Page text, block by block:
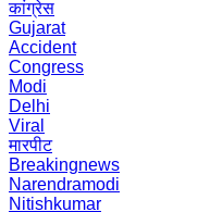
कांग्रेस
Gujarat
Accident
Congress
Modi
Delhi
Viral
मारपीट
Breakingnews
Narendramodi
Nitishkumar